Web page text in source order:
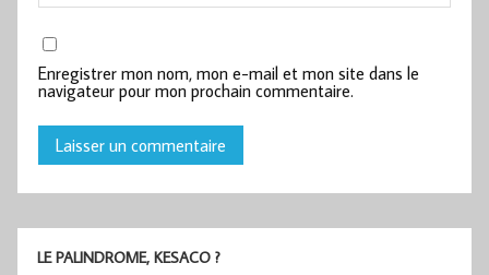
Enregistrer mon nom, mon e-mail et mon site dans le
navigateur pour mon prochain commentaire.
LE PALINDROME, KESACO ?